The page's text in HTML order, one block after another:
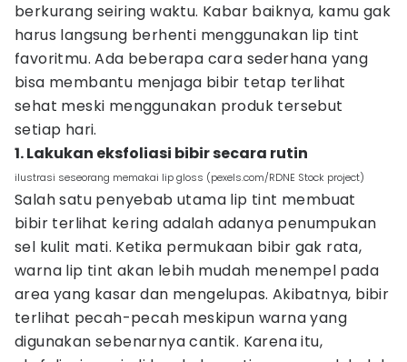
berkurang seiring waktu. Kabar baiknya, kamu gak
harus langsung berhenti menggunakan lip tint
favoritmu. Ada beberapa cara sederhana yang
bisa membantu menjaga bibir tetap terlihat
sehat meski menggunakan produk tersebut
setiap hari.
1. Lakukan eksfoliasi bibir secara rutin
ilustrasi seseorang memakai lip gloss (pexels.com/RDNE Stock project)
Salah satu penyebab utama lip tint membuat
bibir terlihat kering adalah adanya penumpukan
sel kulit mati. Ketika permukaan bibir gak rata,
warna lip tint akan lebih mudah menempel pada
area yang kasar dan mengelupas. Akibatnya, bibir
terlihat pecah-pecah meskipun warna yang
digunakan sebenarnya cantik. Karena itu,